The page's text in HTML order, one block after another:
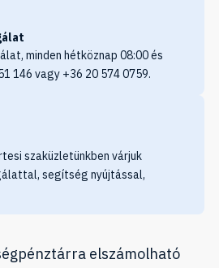
minden hétköznap 08:00 és
146 vagy +36 20 574 0759.
szaküzletünkben várjuk
segítség nyújtással,
elszámolható